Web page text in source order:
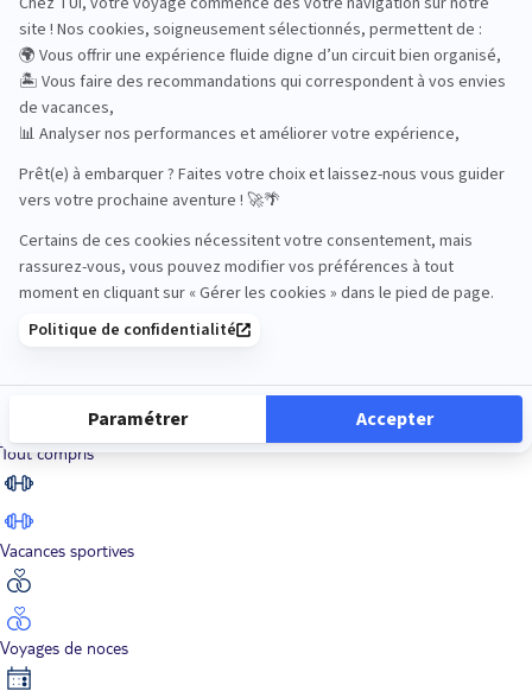
Road Trips
Sénior
Tout compris
Vacances sportives
Voyages de noces